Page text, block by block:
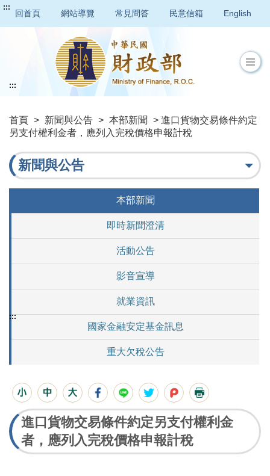
:::
回首頁 網站導覽 常見問答 民意信箱 English
首頁 > 新聞與公告 > 本部新聞
> 進口貨物交易條件約定
另支付權利金者，應列入完稅價格申報計稅
:::
新聞與公告
本部新聞
即時新聞澄清
活動公告
影音宣導
就業資訊
國家金融安定基金訊息
重大欠稅公告
:::
進口貨物交易條件約定另支付權利金
者，應列入完稅價格申報計稅